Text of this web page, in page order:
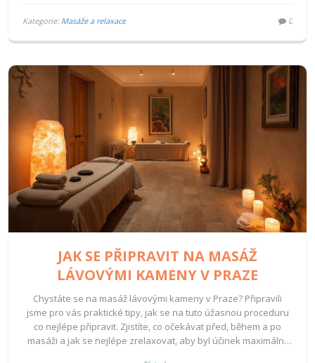
Kategorie: Masáže a relaxace 0
JAK SE PŘIPRAVIT NA MASÁŽ
LÁVOVÝMI KAMENY V PRAZE
Chystáte se na masáž lávovými kameny v Praze? Připravili
jsme pro vás praktické tipy, jak se na tuto úžasnou proceduru
co nejlépe připravit. Zjistíte, co očekávat před, během a po
masáži a jak se nejlépe zrelaxovat, aby byl účinek maximální.